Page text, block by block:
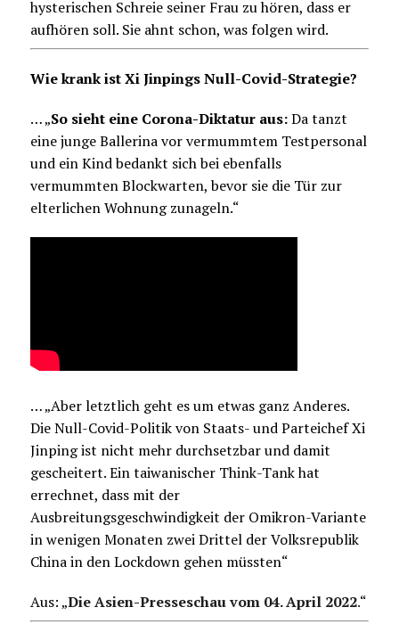
hysterischen Schreie seiner Frau zu hören, dass er
aufhören soll. Sie ahnt schon, was folgen wird.
Wie krank ist Xi Jinpings Null-Covid-Strategie?
… „So sieht eine Corona-Diktatur aus:Da tanzt
eine junge Ballerina vor vermummtem Testpersonal
und ein Kind bedankt sich bei ebenfalls
vermummten Blockwarten, bevor sie die Tür zur
elterlichen Wohnung zunageln.“
… „Aber letztlich geht es um etwas ganz Anderes.
Die Null-Covid-Politik von Staats- und Parteichef Xi
Jinping ist nicht mehr durchsetzbar und damit
gescheitert. Ein taiwanischer Think-Tank hat
errechnet, dass mit der
Ausbreitungsgeschwindigkeit der Omikron-Variante
in wenigen Monaten zwei Drittel der Volksrepublik
China in den Lockdown gehen müssten“
Aus: „Die Asien-Presseschau vom 04. April 2022.“